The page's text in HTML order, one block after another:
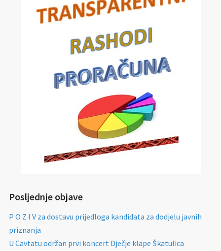
Posljednje objave
P O Z I V za dostavu prijedloga kandidata za dodjelu javnih
priznanja
U Cavtatu održan prvi koncert Dječje klape Škatulica